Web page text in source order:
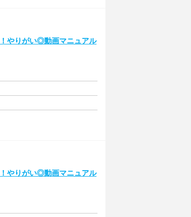
やりがい◎動画マニュアル
やりがい◎動画マニュアル